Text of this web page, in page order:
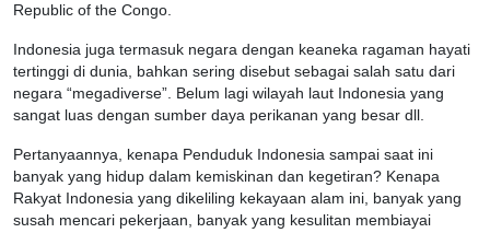
Republic of the Congo.
Indonesia juga termasuk negara dengan keaneka ragaman hayati
tertinggi di dunia, bahkan sering disebut sebagai salah satu dari
negara “megadiverse”. Belum lagi wilayah laut Indonesia yang
sangat luas dengan sumber daya perikanan yang besar dll.
Pertanyaannya, kenapa Penduduk Indonesia sampai saat ini
banyak yang hidup dalam kemiskinan dan kegetiran? Kenapa
Rakyat Indonesia yang dikeliling kekayaan alam ini, banyak yang
susah mencari pekerjaan, banyak yang kesulitan membiayai